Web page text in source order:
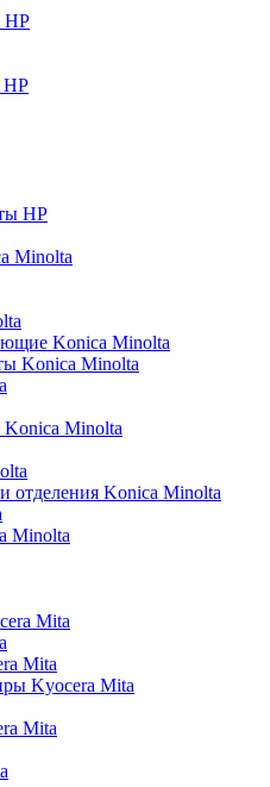
HP
HP
HP
Minolta
Konica Minolta
Konica Minolta
Konica Minolta
отделения Konica Minolta
Minolta
Mita
Mita
Kyocera Mita
Mita